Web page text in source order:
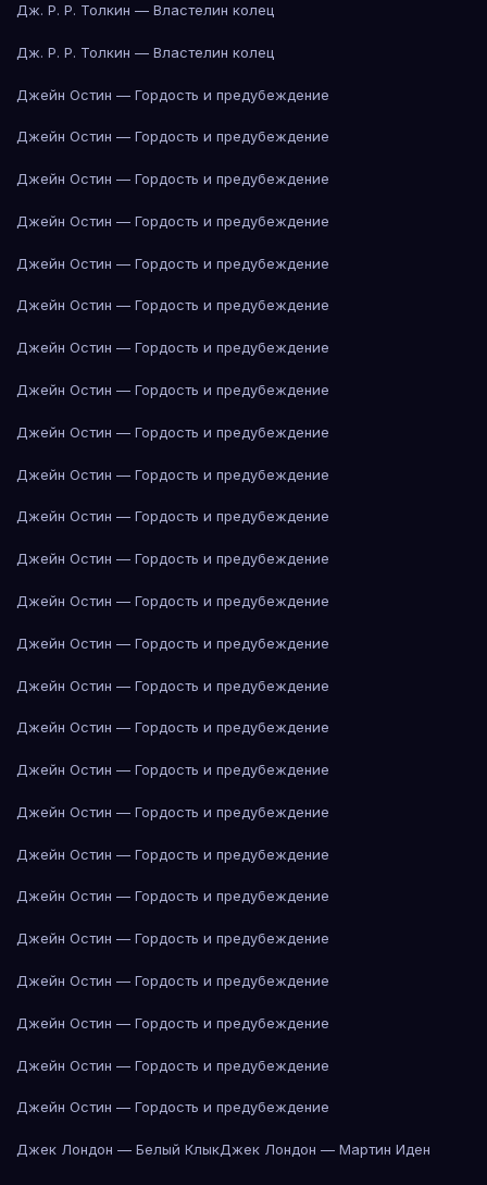
Дж. Р. Р. Толкин — Властелин колец
Дж. Р. Р. Толкин — Властелин колец
Джейн Остин — Гордость и предубеждение
Джейн Остин — Гордость и предубеждение
Джейн Остин — Гордость и предубеждение
Джейн Остин — Гордость и предубеждение
Джейн Остин — Гордость и предубеждение
Джейн Остин — Гордость и предубеждение
Джейн Остин — Гордость и предубеждение
Джейн Остин — Гордость и предубеждение
Джейн Остин — Гордость и предубеждение
Джейн Остин — Гордость и предубеждение
Джейн Остин — Гордость и предубеждение
Джейн Остин — Гордость и предубеждение
Джейн Остин — Гордость и предубеждение
Джейн Остин — Гордость и предубеждение
Джейн Остин — Гордость и предубеждение
Джейн Остин — Гордость и предубеждение
Джейн Остин — Гордость и предубеждение
Джейн Остин — Гордость и предубеждение
Джейн Остин — Гордость и предубеждение
Джейн Остин — Гордость и предубеждение
Джейн Остин — Гордость и предубеждение
Джейн Остин — Гордость и предубеждение
Джейн Остин — Гордость и предубеждение
Джейн Остин — Гордость и предубеждение
Джейн Остин — Гордость и предубеждение
Джек Лондон — Белый КлыкДжек Лондон — Мартин Иден